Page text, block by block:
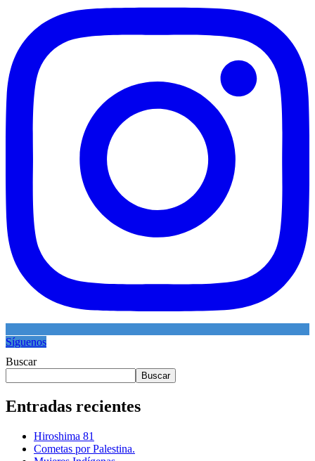
Síguenos
Buscar
Buscar
Entradas recientes
Hiroshima 81
Cometas por Palestina.